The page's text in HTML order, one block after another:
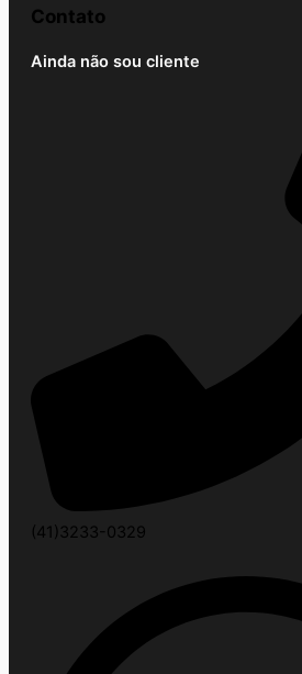
Contato
Ainda não sou cliente
(41)3233-0329